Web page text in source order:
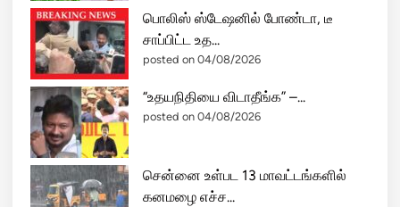
பொலிஸ் ஸ்டேஷனில் போண்டா, டீ
சாப்பிட்ட உத...
posted on 04/08/2026
“உதயநிதியை விடாதீங்க” –...
posted on 04/08/2026
சென்னை உள்பட 13 மாவட்டங்களில்
கனமழை எச்ச...